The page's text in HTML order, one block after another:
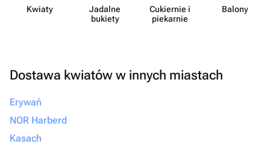
Kwiaty
Jadalne
bukiety
Cukiernie i
piekarnie
Balony
Dostawa kwiatów w innych miastach
Erywań
NOR Harberd
Kasach